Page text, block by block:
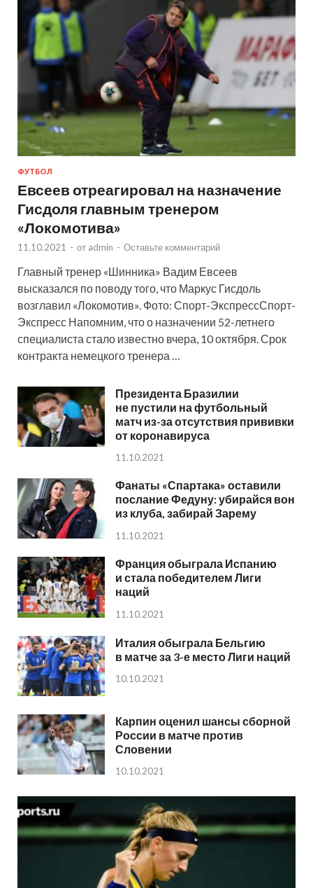
ФУТБОЛ
Евсеев отреагировал на назначение
Гисдоля главным тренером
«Локомотива»
11.10.2021 - от admin - Оставьте комментарий
Главный тренер «Шинника» Вадим Евсеев
высказался по поводу того, что Маркус Гисдоль
возглавил «Локомотив». Фото: Спорт-ЭкспрессСпорт-
Экспресс Напомним, что о назначении 52-летнего
специалиста стало известно вчера, 10 октября. Срок
контракта немецкого тренера …
Президента Бразилии
не пустили на футбольный
матч из-за отсутствия прививки
от коронавируса
11.10.2021
Фанаты «Спартака» оставили
послание Федуну: убирайся вон
из клуба, забирай Зарему
11.10.2021
Франция обыграла Испанию
и стала победителем Лиги
наций
11.10.2021
Италия обыграла Бельгию
в матче за 3-е место Лиги наций
10.10.2021
Карпин оценил шансы сборной
России в матче против
Словении
10.10.2021